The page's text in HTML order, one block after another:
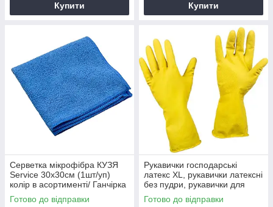
Купити Купити
Серветка мікрофібра КУЗЯ
Service 30х30см (1шт/уп)
колір в асортименті/ Ганчірка
для прибирання з мікрофібри
Готово до відправки
Рукавички господарські
латекс XL, рукавички латексні
без пудри, рукавички для
прибирання латексні
Готово до відправки